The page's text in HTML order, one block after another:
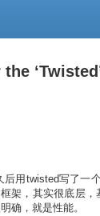
用twisted写了一
架，其实很底层
确，就是性能。